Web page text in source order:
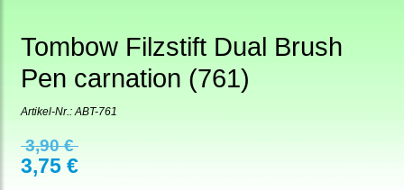
Tombow Filzstift Dual Brush
Pen carnation (761)
Artikel-Nr.: ABT-761
3,90 €
3,75 €